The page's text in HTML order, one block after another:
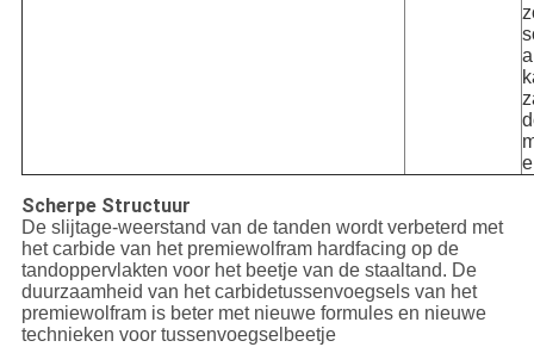
Scherpe Structuur
De slijtage-weerstand van de tanden wordt verbeterd met
het carbide van het premiewolfram hardfacing op de
tandoppervlakten voor het beetje van de staaltand. De
duurzaamheid van het carbidetussenvoegsels van het
premiewolfram is beter met nieuwe formules en nieuwe
technieken voor tussenvoegselbeetje